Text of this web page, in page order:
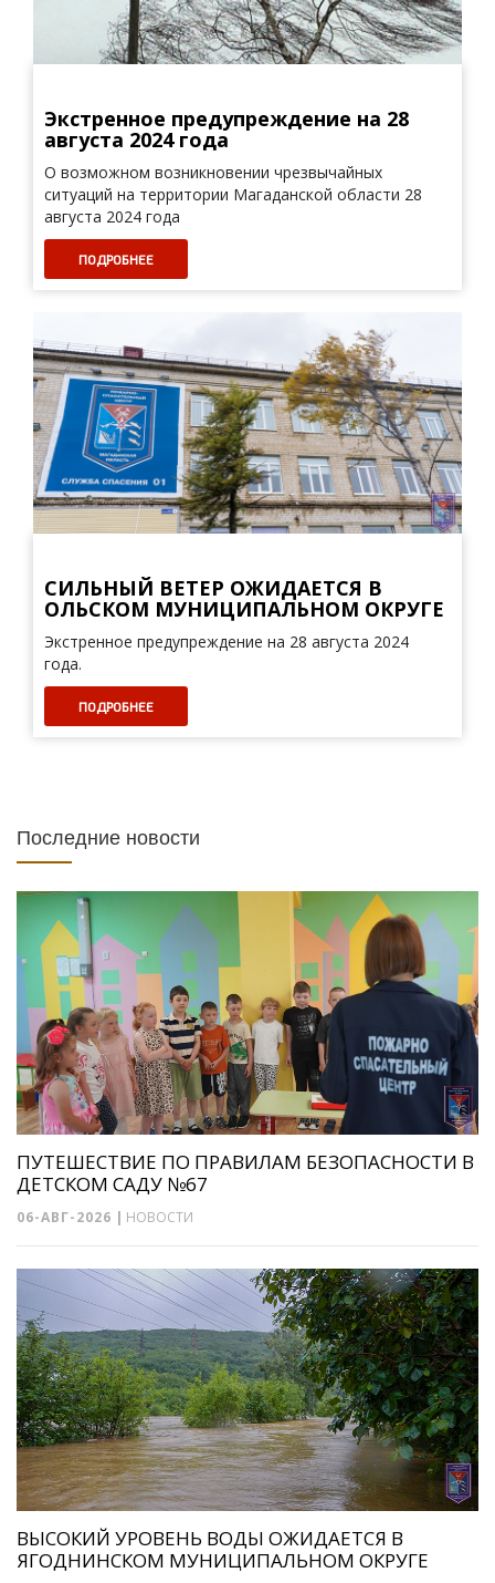
Экстренное предупреждение на 28
августа 2024 года
О возможном возникновении чрезвычайных
ситуаций на территории Магаданской области 28
августа 2024 года
ПОДРОБНЕЕ
СИЛЬНЫЙ ВЕТЕР ОЖИДАЕТСЯ В
ОЛЬСКОМ МУНИЦИПАЛЬНОМ ОКРУГЕ
Экстренное предупреждение на 28 августа 2024
года.
ПОДРОБНЕЕ
Последние новости
ПУТЕШЕСТВИЕ ПО ПРАВИЛАМ БЕЗОПАСНОСТИ В
ДЕТСКОМ САДУ №67
06-АВГ-2026 | НОВОСТИ
ВЫСОКИЙ УРОВЕНЬ ВОДЫ ОЖИДАЕТСЯ В
ЯГОДНИНСКОМ МУНИЦИПАЛЬНОМ ОКРУГЕ